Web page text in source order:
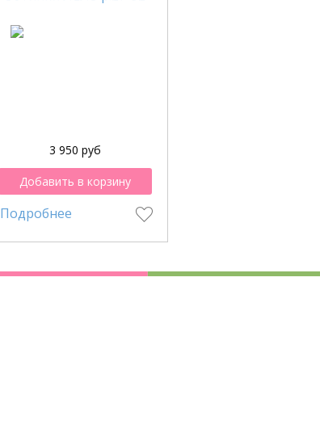
3 950 руб
Добавить в корзину
Подробнее